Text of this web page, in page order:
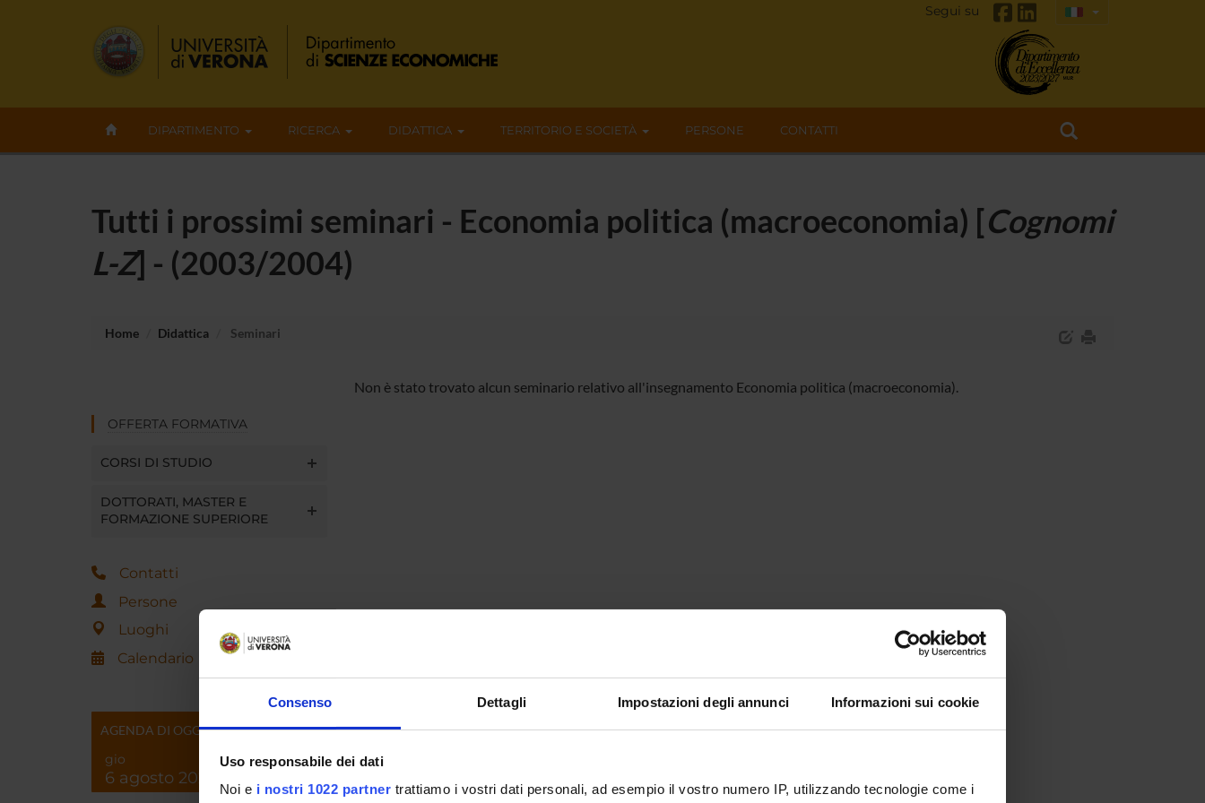
Consenso Dettagli Impostazioni degli annunci Informazioni sui cookie
Uso responsabile dei dati
Noi e i nostri 1022 partner trattiamo i vostri dati personali, ad esempio il vostro numero IP, utilizzando tecnologie come i
Segui su
DIPARTIMENTO RICERCA DIDATTICA TERRITORIO E SOCIETÀ PERSONE CONTATTI
Tutti i prossimi seminari - Economia politica (macroeconomia) [Cognomi
L-Z] - (2003/2004)
Home Didattica Seminari
OFFERTA FORMATIVA
CORSI DI STUDIO
DOTTORATI, MASTER E
FORMAZIONE SUPERIORE
Contatti
Persone
Luoghi
Calendario
AGENDA DI OGGI
gio
6 agosto 2026
Non è stato trovato alcun seminario relativo all'insegnamento Economia politica (macroeconomia).